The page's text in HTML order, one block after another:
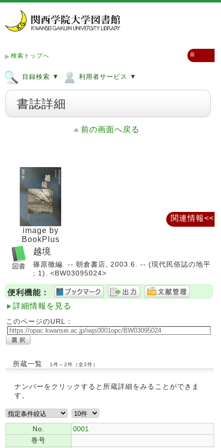
検索トップへ
目録検索 ▼ 利用者サービス ▼
≡
書誌詳細
前の画面へ戻る
image by
BookPlus
越境
篠原徹編. -- 朝倉書店, 2003.6. -- (現代民俗誌の地平
; 1). <BW03095024>
便利機能：
詳細情報を見る
このページのURL：
所蔵一覧 1件～2件（全2件）
ナンバーをクリックすると所蔵詳細をみることができま
す。
No.
0001
巻号
関連情報<<